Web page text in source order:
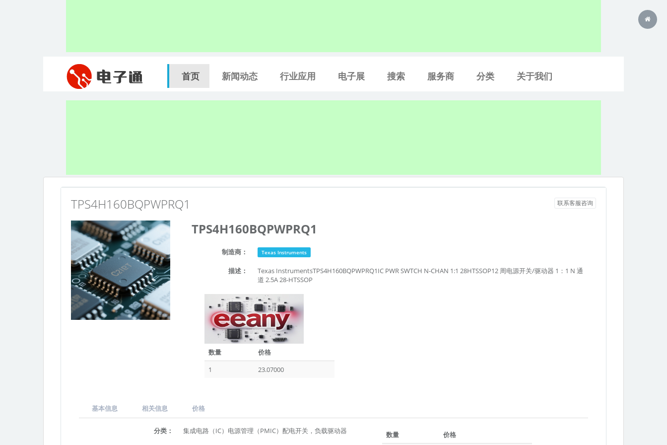
首页 新闻动态 行业应用 电子展 搜索 服务商 分类 关于我们
联系客服咨询
TPS4H160BQPWPRQ1
TPS4H160BQPWPRQ1
制造商： Texas Instruments
描述：
Texas InstrumentsTPS4H160BQPWPRQ1IC PWR SWTCH N-CHAN 1:1 28HTSSOP12 周电源开关/驱动器 1：1 N 通
道 2.5A 28-HTSSOP
数量
价格
1
23.07000
基本信息 相关信息 价格
分类： 集成电路（IC）电源管理（PMIC）配电开关，负载驱动器 数量
价格